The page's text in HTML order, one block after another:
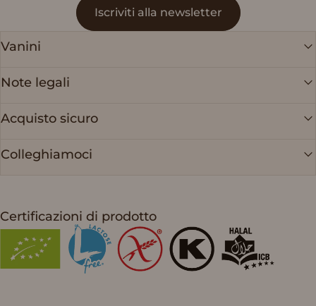
Iscriviti alla newsletter
Vanini
Note legali
Acquisto sicuro
Colleghiamoci
Certificazioni di prodotto